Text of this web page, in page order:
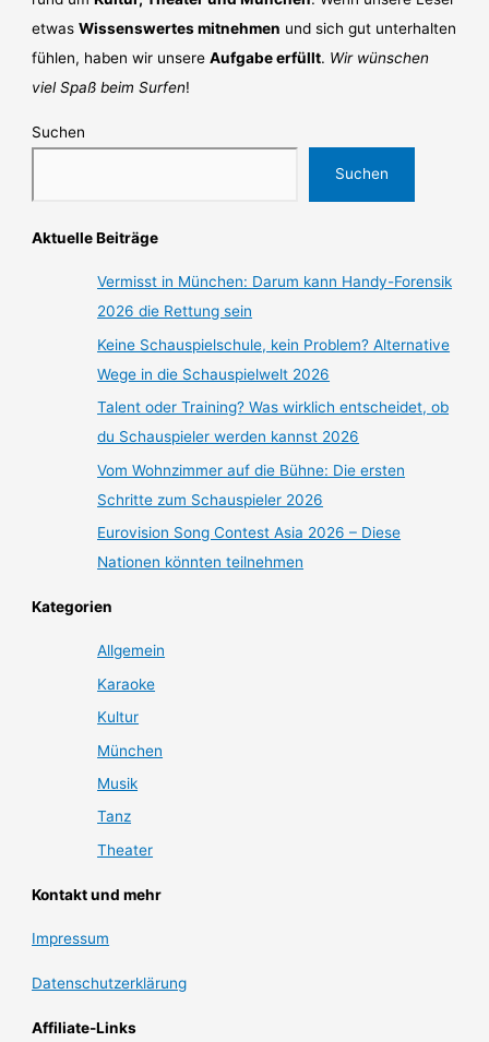
etwasWissenswertes mitnehmen und sich gut unterhalten
fühlen, haben wir unsereAufgabe erfüllt. Wir wünschen
viel Spaß beim Surfen!
Suchen
Suchen
Aktuelle Beiträge
Vermisst in München: Darum kann Handy-Forensik
2026 die Rettung sein
Keine Schauspielschule, kein Problem? Alternative
Wege in die Schauspielwelt 2026
Talent oder Training? Was wirklich entscheidet, ob
du Schauspieler werden kannst 2026
Vom Wohnzimmer auf die Bühne: Die ersten
Schritte zum Schauspieler 2026
Eurovision Song Contest Asia 2026 – Diese
Nationen könnten teilnehmen
Kategorien
Allgemein
Karaoke
Kultur
München
Musik
Tanz
Theater
Kontakt und mehr
Impressum
Datenschutzerklärung
Affiliate-Links